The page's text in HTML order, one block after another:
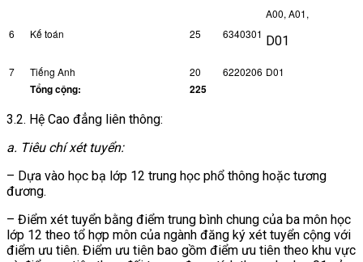
6 Kế toán 25 6340301
A00, A01,
D01
7 Tiếng Anh 20 6220206 D01
Tổng cộng: 225
3.2. Hệ Cao đẳng liên thông:
a. Tiêu chí xét tuyển:
– Dựa vào học bạ lớp 12 trung học phổ thông hoặc tương
đương.
– Điểm xét tuyển bằng điểm trung bình chung của ba môn học
lớp 12 theo tổ hợp môn của ngành đăng ký xét tuyển cộng với
điểm ưu tiên. Điểm ưu tiên bao gồm điểm ưu tiên theo khu vực